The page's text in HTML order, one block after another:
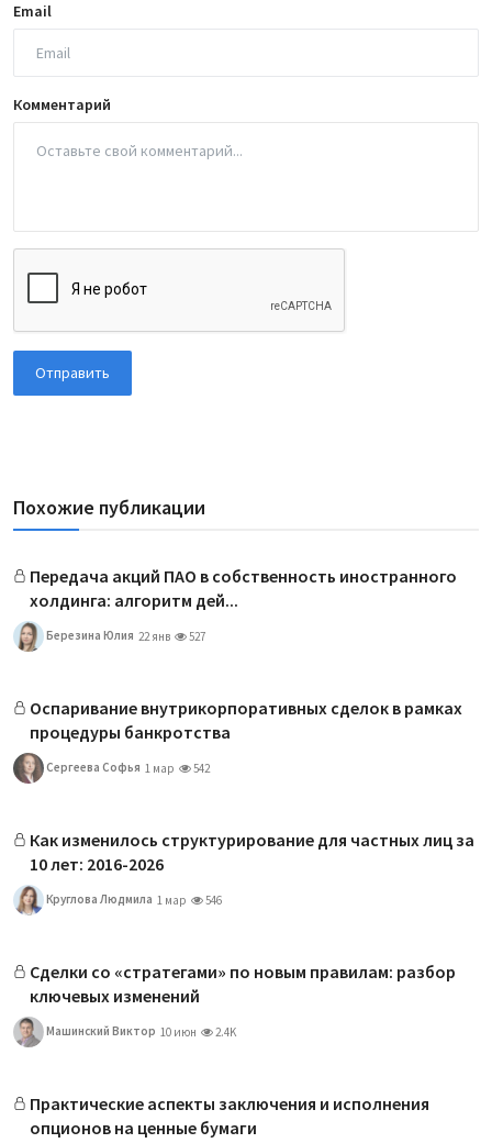
Email
Комментарий
Отправить
Похожие публикации
Передача акций ПАО в собственность иностранного
холдинга: алгоритм дей...
Березина Юлия 22 янв 527
Оспаривание внутрикорпоративных сделок в рамках
процедуры банкротства
Сергеева Софья 1 мар 542
Как изменилось структурирование для частных лиц за
10 лет: 2016-2026
Круглова Людмила 1 мар 546
Сделки со «стратегами» по новым правилам: разбор
ключевых изменений
Машинский Виктор 10 июн 2.4K
Практические аспекты заключения и исполнения
опционов на ценные бумаги